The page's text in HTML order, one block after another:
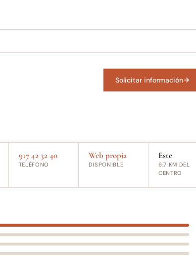
Solicitar información
917 42 32 40
TELÉFONO
Web propia
DISPONIBLE
Este
6.7 KM DEL
CENTRO